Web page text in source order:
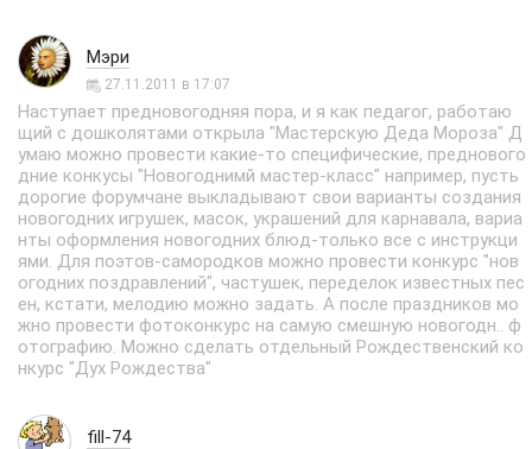
Мэри
27.11.2011 в 17:07
Наступает предновогодняя пора, и я как педагог, работаю
щий с дошколятами открыла "Мастерскую Деда Мороза" Д
умаю можно провести какие-то специфические, преднового
дние конкусы "Новогоднимй мастер-класс" например, пусть
дорогие форумчане выкладывают свои варианты создания
новогодних игрушек, масок, украшений для карнавала, вариа
нты оформления новогодних блюд-только все с инструкци
ями. Для поэтов-самородков можно провести конкурс "нов
огодних поздравлений", частушек, переделок известных пес
ен, кстати, мелодию можно задать. А после праздников мо
жно провести фотоконкурс на самую смешную новогодн.. ф
отографию. Можно сделать отдельный Рождественский ко
нкурс "Дух Рождества"
fill-74